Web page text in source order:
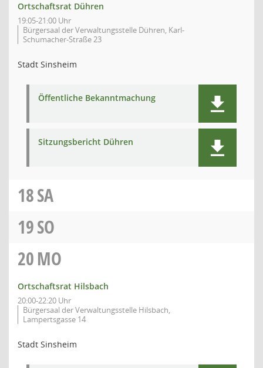
Ortschaftsrat Dühren
19:05-21:00 Uhr
Bürgersaal der Verwaltungsstelle Dühren, Karl-
Schumacher-Straße 23
Stadt Sinsheim
Öffentliche Bekanntmachung
Sitzungsbericht Dühren
18SA
19SO
20MO
Ortschaftsrat Hilsbach
20:00-22:20 Uhr
Bürgersaal der Verwaltungsstelle Hilsbach,
Lampertsgasse 14
Stadt Sinsheim